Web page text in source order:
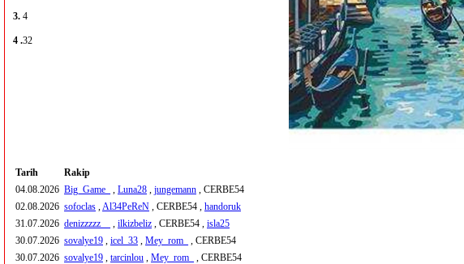
3. 4
4 .32
Tarih Rakip
04.08.2026 Big_Game_ , Luna28 , jungemann , CERBE54
02.08.2026 sofoclas ,Al34PeReN , CERBE54 , handoruk
31.07.2026 denizzzzz__ , ilkizbeliz , CERBE54 , isla25
30.07.2026 sovalye19 , icel_33 , Mey_rom_ , CERBE54
30.07.2026 sovalye19 , tarcinlou , Mey_rom_ , CERBE54